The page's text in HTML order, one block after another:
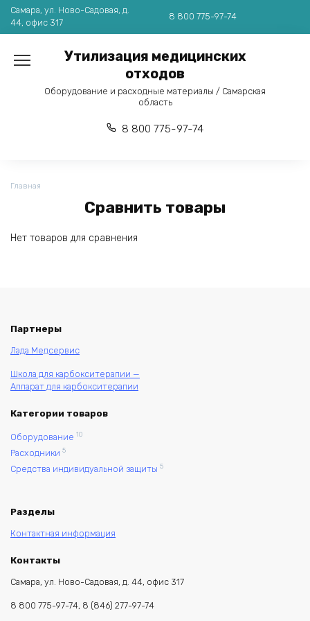
Перейти
содержанию
Самара, ул. Ново-Садовая, д.
44, офис 317
8 800 775-97-74
Утилизация медицинских
отходов
Оборудование и расходные материалы / Самарская
область
8 800 775-97-74
Главная
Сравнить товары
Нет товаров для сравнения
Партнеры
Лада Медсервис
Школа для карбокситерапии —
Аппарат для карбокситерапии
Категории товаров
Оборудование 10
Расходники 5
Средства индивидуальной защиты 5
Разделы
Контактная информация
Контакты
Самара, ул. Ново-Садовая, д. 44, офис 317
8 800 775-97-74, 8 (846) 277-97-74